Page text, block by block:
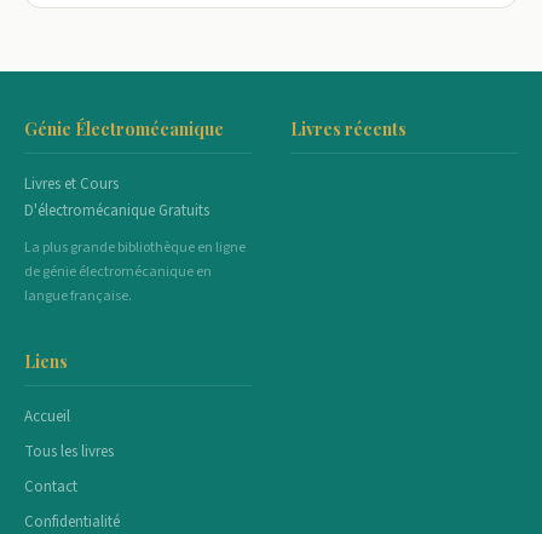
Génie Électromécanique
Livres et Cours
D'électromécanique Gratuits
La plus grande bibliothèque en ligne
de génie électromécanique en
langue française.
Livres récents
Liens
Accueil
Tous les livres
Contact
Confidentialité